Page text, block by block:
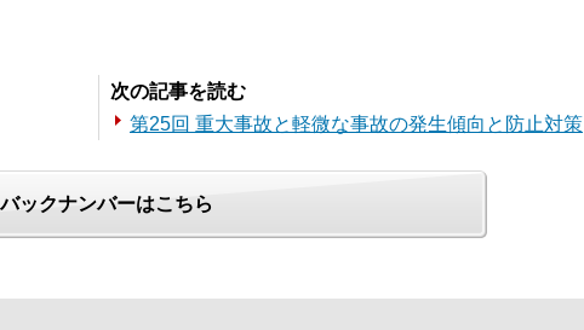
次の記事を読む
第25回 重大事故と軽微な事故の発生傾向と防止対策
バックナンバーはこちら